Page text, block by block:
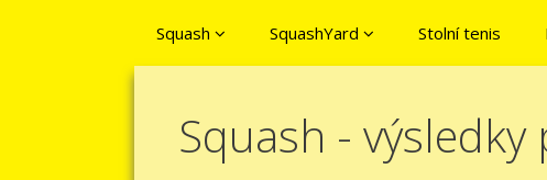
Squash SquashYard Stolní tenis
Squash -